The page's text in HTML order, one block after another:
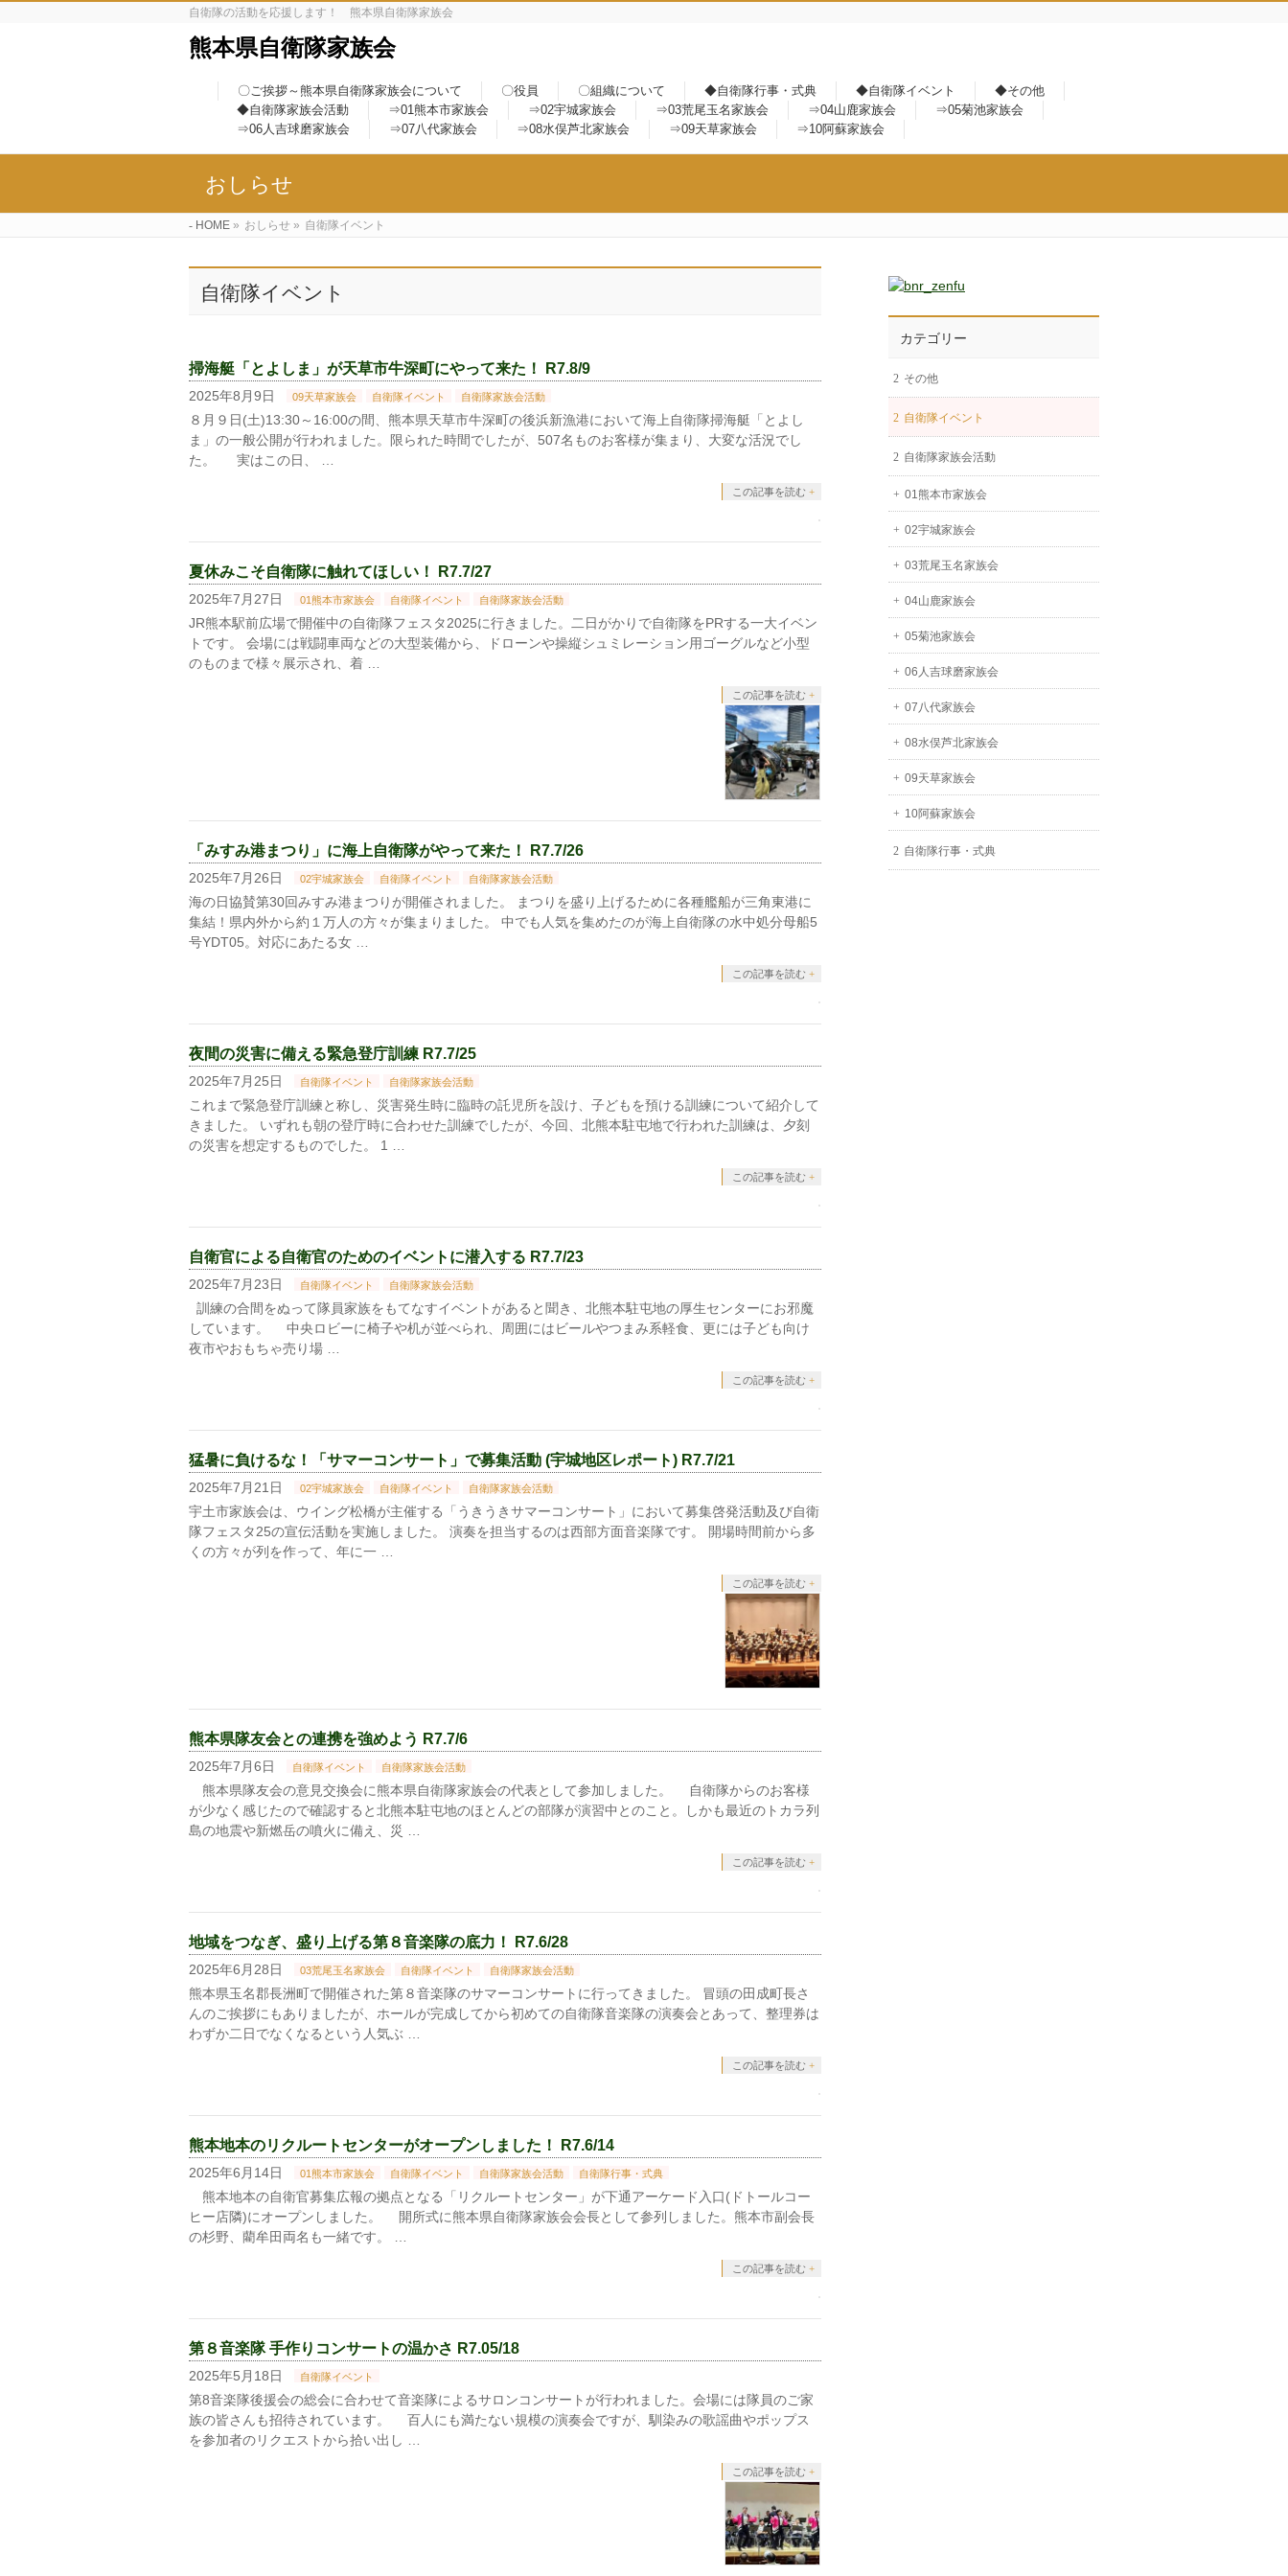
自衛隊の活動を応援します！ 熊本県自衛隊家族会
熊本県自衛隊家族会
〇ご挨拶～熊本県自衛隊家族会について 〇役員 〇組織について ◆自衛隊行事・式典 ◆自衛隊イベント
◆その他
◆自衛隊家族会活動
⇒01熊本市家族会 ⇒02宇城家族会 ⇒03荒尾玉名家族会 ⇒04山鹿家族会
⇒05菊池家族会
⇒06人吉球磨家族会
⇒07八代家族会 ⇒08水俣芦北家族会 ⇒09天草家族会 ⇒10阿蘇家族会
おしらせ
HOME » おしらせ » 自衛隊イベント
自衛隊イベント
掃海艇「とよしま」が天草市牛深町にやって来た！ R7.8/9
2025年8月9日 09天草家族会 自衛隊イベント 自衛隊家族会活動
８月９日(土)13:30～16:00の間、熊本県天草市牛深町の後浜新漁港において海上自衛隊掃海艇「とよし
ま」の一般公開が行われました。限られた時間でしたが、507名ものお客様が集まり、大変な活況でし
た。 実はこの日、 …
この記事を読む
夏休みこそ自衛隊に触れてほしい！ R7.7/27
2025年7月27日 01熊本市家族会 自衛隊イベント 自衛隊家族会活動
JR熊本駅前広場で開催中の自衛隊フェスタ2025に行きました。二日がかりで自衛隊をPRする一大イベン
トです。 会場には戦闘車両などの大型装備から、ドローンや操縦シュミレーション用ゴーグルなど小型
のものまで様々展示され、着 …
この記事を読む
「みすみ港まつり」に海上自衛隊がやって来た！ R7.7/26
2025年7月26日 02宇城家族会 自衛隊イベント 自衛隊家族会活動
海の日協賛第30回みすみ港まつりが開催されました。 まつりを盛り上げるために各種艦船が三角東港に
集結！県内外から約１万人の方々が集まりました。 中でも人気を集めたのが海上自衛隊の水中処分母船5
号YDT05。対応にあたる女 …
この記事を読む
夜間の災害に備える緊急登庁訓練 R7.7/25
2025年7月25日 自衛隊イベント 自衛隊家族会活動
これまで緊急登庁訓練と称し、災害発生時に臨時の託児所を設け、子どもを預ける訓練について紹介して
きました。 いずれも朝の登庁時に合わせた訓練でしたが、今回、北熊本駐屯地で行われた訓練は、夕刻
の災害を想定するものでした。 1 …
この記事を読む
自衛官による自衛官のためのイベントに潜入する R7.7/23
2025年7月23日 自衛隊イベント 自衛隊家族会活動
訓練の合間をぬって隊員家族をもてなすイベントがあると聞き、北熊本駐屯地の厚生センターにお邪魔
しています。 中央ロビーに椅子や机が並べられ、周囲にはビールやつまみ系軽食、更には子ども向け
夜市やおもちゃ売り場 …
この記事を読む
猛暑に負けるな！「サマーコンサート」で募集活動 (宇城地区レポート) R7.7/21
2025年7月21日 02宇城家族会 自衛隊イベント 自衛隊家族会活動
宇土市家族会は、ウイング松橋が主催する「うきうきサマーコンサート」において募集啓発活動及び自衛
隊フェスタ25の宣伝活動を実施しました。 演奏を担当するのは西部方面音楽隊です。 開場時間前から多
くの方々が列を作って、年に一 …
この記事を読む
熊本県隊友会との連携を強めよう R7.7/6
2025年7月6日 自衛隊イベント 自衛隊家族会活動
熊本県隊友会の意見交換会に熊本県自衛隊家族会の代表として参加しました。 自衛隊からのお客様
が少なく感じたので確認すると北熊本駐屯地のほとんどの部隊が演習中とのこと。しかも最近のトカラ列
島の地震や新燃岳の噴火に備え、災 …
この記事を読む
地域をつなぎ、盛り上げる第８音楽隊の底力！ R7.6/28
2025年6月28日 03荒尾玉名家族会 自衛隊イベント 自衛隊家族会活動
熊本県玉名郡長洲町で開催された第８音楽隊のサマーコンサートに行ってきました。 冒頭の田成町長さ
んのご挨拶にもありましたが、ホールが完成してから初めての自衛隊音楽隊の演奏会とあって、整理券は
わずか二日でなくなるという人気ぶ …
この記事を読む
熊本地本のリクルートセンターがオープンしました！ R7.6/14
2025年6月14日 01熊本市家族会 自衛隊イベント 自衛隊家族会活動 自衛隊行事・式典
熊本地本の自衛官募集広報の拠点となる「リクルートセンター」が下通アーケード入口(ドトールコー
ヒー店隣)にオープンしました。 開所式に熊本県自衛隊家族会会長として参列しました。熊本市副会長
の杉野、藺牟田両名も一緒です。 …
この記事を読む
第８音楽隊 手作りコンサートの温かさ R7.05/18
2025年5月18日 自衛隊イベント
第8音楽隊後援会の総会に合わせて音楽隊によるサロンコンサートが行われました。会場には隊員のご家
族の皆さんも招待されています。 百人にも満たない規模の演奏会ですが、馴染みの歌謡曲やポップス
を参加者のリクエストから拾い出し …
この記事を読む
カテゴリー
その他
自衛隊イベント
自衛隊家族会活動
01熊本市家族会
02宇城家族会
03荒尾玉名家族会
04山鹿家族会
05菊池家族会
06人吉球磨家族会
07八代家族会
08水俣芦北家族会
09天草家族会
10阿蘇家族会
自衛隊行事・式典